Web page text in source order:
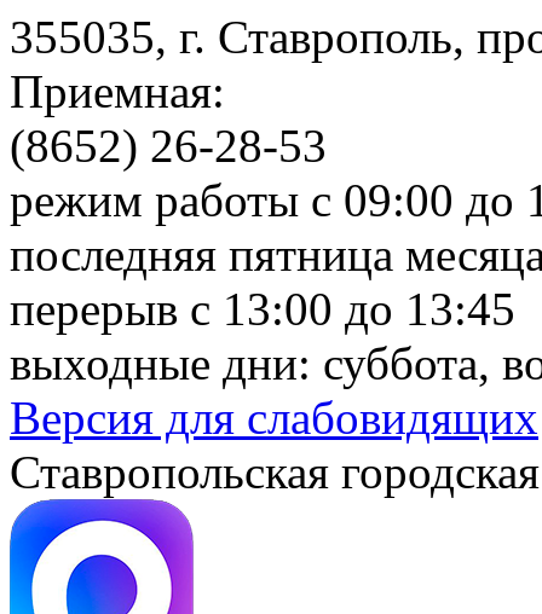
355035, г. Ставрополь,
Приемная:
(8652) 26-28-53
режим работы с 09:00 до
последняя пятница
перерыв с 13:00 до 13:45
выходные дни: суббота,
Версия для слабовидящих
Ставропольская